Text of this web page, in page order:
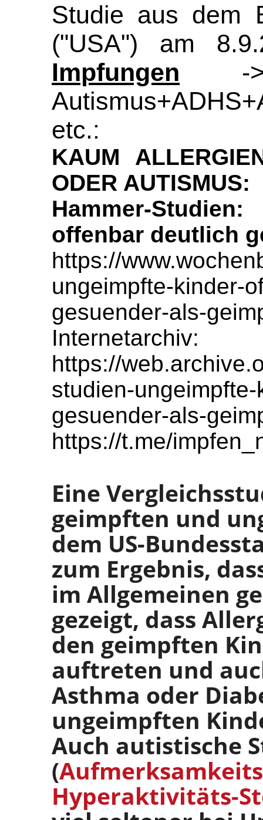
Studie aus dem
("USA") am
Impfungen -
etc.:
KAUM
ODER AUTISMUS:
Hammer-
offenbar deutlich
https://
ungeimpfte-kinder-
gesuender-als-
Internetarchiv:
https://
studien-
gesuender-als-
https://t.me/
Eine
geimpften und
dem US-
zum Ergebnis,
im Allgemeinen
gezeigt, dass
den geimpften
auftreten und
Asthma oder
ungeimpften
Auch autistische
(
Hyperaktivitäts-